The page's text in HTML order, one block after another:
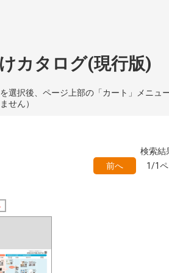
カタログ(現行版)
選択後、ページ上部の「カート」メニュ
せん）
検索結
前へ
1/1